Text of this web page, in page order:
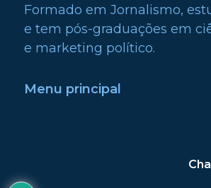
Formado em Jornalismo,
e tem pós-graduações em
e marketing político.
Menu principal